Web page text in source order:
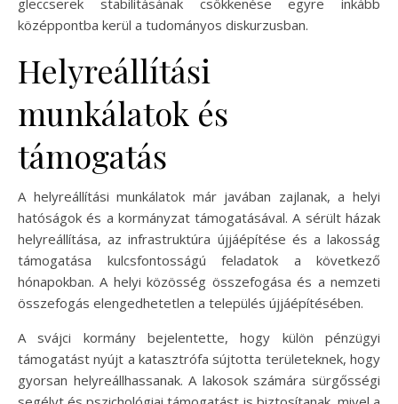
középpontba kerül a tudományos diskurzusban.
Helyreállítási
munkálatok és
támogatás
A helyreállítási munkálatok már javában zajlanak, a helyi
hatóságok és a kormányzat támogatásával. A sérült házak
helyreállítása, az infrastruktúra újjáépítése és a lakosság
támogatása kulcsfontosságú feladatok a következő
hónapokban. A helyi közösség összefogása és a nemzeti
összefogás elengedhetetlen a település újjáépítésében.
A svájci kormány bejelentette, hogy külön pénzügyi
támogatást nyújt a katasztrófa sújtotta területeknek, hogy
gyorsan helyreállhassanak. A lakosok számára sürgősségi